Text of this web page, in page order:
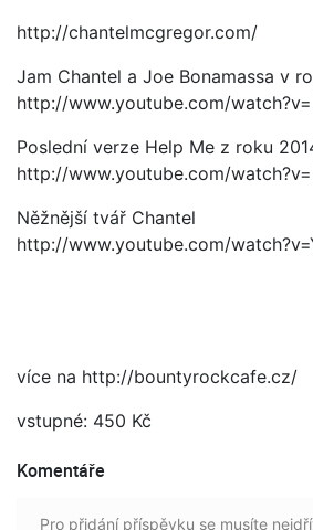
http://chantelmcgregor.com/
Jam Chantel a Joe Bonamassa v
http://www.youtube.com/
Poslední verze Help Me z roku
http://www.youtube.com/
Něžnější tvář Chantel
http://www.youtube.com/
více na http://bountyrockcafe.cz/
vstupné: 450 Kč
Komentáře
Pro přidání příspěvku se musíte